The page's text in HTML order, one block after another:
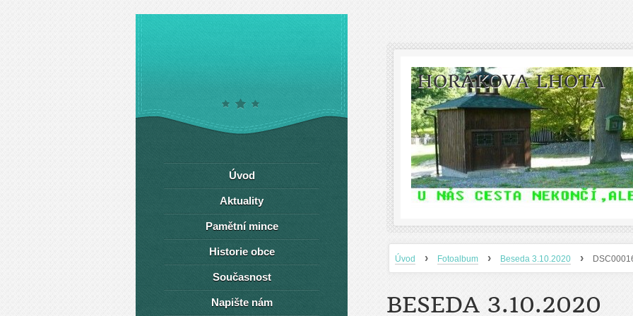
HORÁKOVA LHOTA
Úvod › Fotoalbum › Beseda 3.10.2020 ›
BESEDA 3.10.2020
Úvod
Aktuality
Pamětní mince
Historie obce
Současnost
Napište nám